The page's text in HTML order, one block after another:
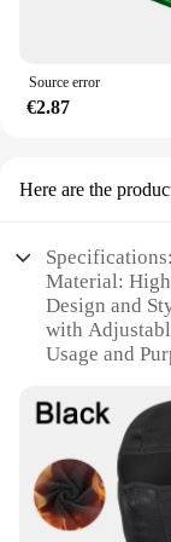
Source error
€2.87
Here are the
Specifications:
Material:
Design and
with
Usage and
Performance
Protection
Parts and
Added
Applicable